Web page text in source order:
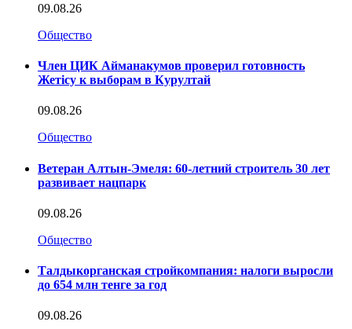
09.08.26
Общество
Член ЦИК Айманакумов проверил готовность
Жетісу к выборам в Курултай
09.08.26
Общество
Ветеран Алтын-Эмеля: 60-летний строитель 30 лет
развивает нацпарк
09.08.26
Общество
Талдыкорганская стройкомпания: налоги выросли
до 654 млн тенге за год
09.08.26